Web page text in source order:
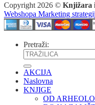
Copyright 2026 © Knjižara
Webshopa Marketing
Pretraži:
AKCIJA
Naslovna
KNJIGE
OD